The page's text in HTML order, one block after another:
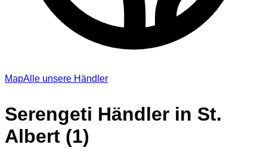
MapAlle unsere Händler
Serengeti Händler in St.
Albert (1)